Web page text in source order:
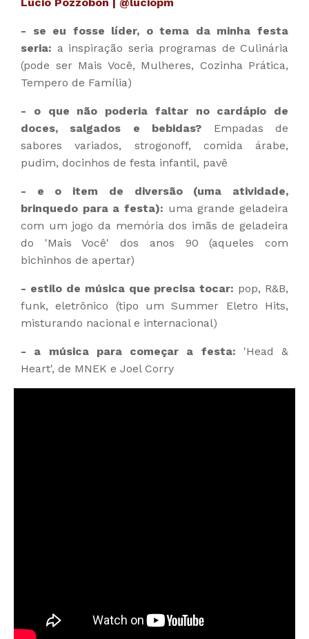
- se eu fosse líder, o tema da minha festa
seria: a inspiração seria programas de Culinária
(pode ser Mais Você, Mulheres, Cozinha Prática,
Tempero de Família)
- o que não poderia faltar no cardápio de
doces, salgados e bebidas? Empadas de
sabores variados, strogonoff, comida árabe,
pudim, docinhos de festa infantil, pavê
- e o item de diversão (uma atividade,
brinquedo para a festa): uma grande geladeira
com um jogo da memória dos imãs de geladeira
do 'Mais Você' dos anos 90 (aqueles com
bichinhos de apertar)
- estilo de música que precisa tocar: pop, R&B,
funk, eletrônico (tipo um Summer Eletro Hits,
misturando nacional e internacional)
- a música para começar a festa: 'Head &
Heart', de MNEK e Joel Corry